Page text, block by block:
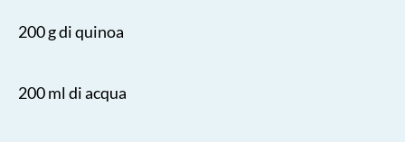
200 g di quinoa
200 ml di acqua